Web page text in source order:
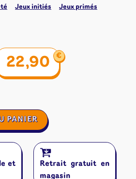
Jeux initiés Jeux primés
22,90 €
PANIER
et
Retrait gratuit en
magasin